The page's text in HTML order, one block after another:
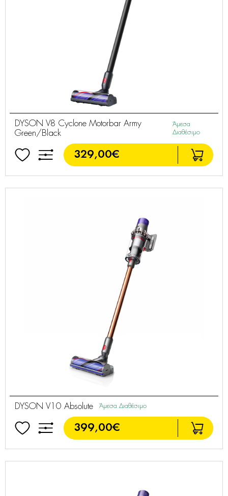
DYSON V8 Cyclone Motorbar Army
Green/Black
Άμεσα
Διαθέσιμο
329,00€
DYSON V10 Absolute Άμεσα Διαθέσιμο
399,00€